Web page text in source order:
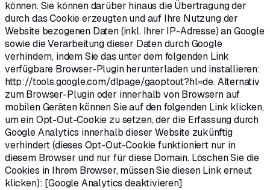
können. Sie können darüber hinaus die Übertragung der
durch das Cookie erzeugten und auf Ihre Nutzung der
Website bezogenen Daten (inkl. Ihrer IP-Adresse) an Google
sowie die Verarbeitung dieser Daten durch Google
verhindern, indem Sie das unter dem folgenden Link
verfügbare Browser-Plugin herunterladen und installieren:
http://tools.google.com/dlpage/gaoptout?hl=de. Alternativ
zum Browser-Plugin oder innerhalb von Browsern auf
mobilen Geräten können Sie auf den folgenden Link klicken,
um ein Opt-Out-Cookie zu setzen, der die Erfassung durch
Google Analytics innerhalb dieser Website zukünftig
verhindert (dieses Opt-Out-Cookie funktioniert nur in
diesem Browser und nur für diese Domain. Löschen Sie die
Cookies in Ihrem Browser, müssen Sie diesen Link erneut
klicken): [Google Analytics deaktivieren]